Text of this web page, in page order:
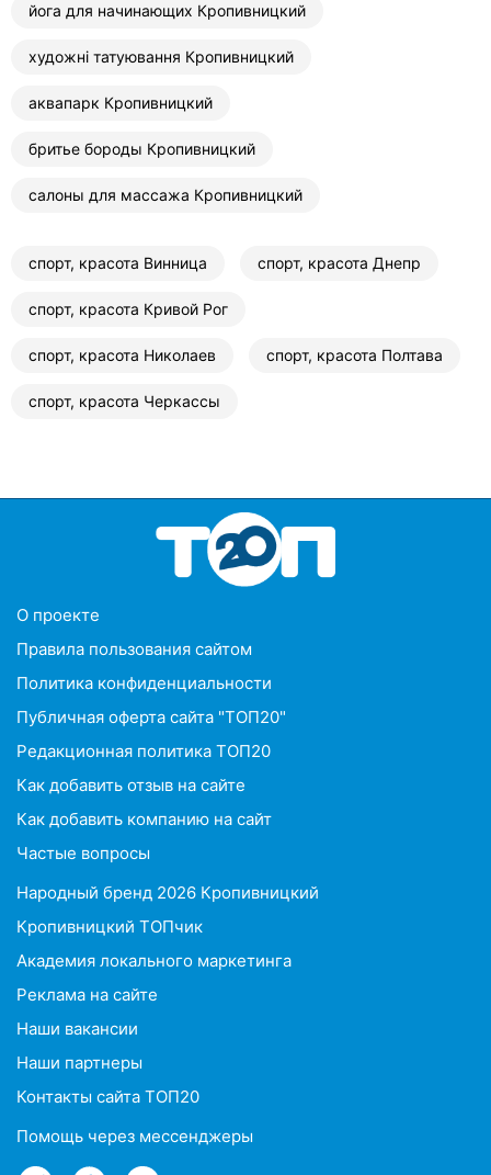
йога для начинающих Кропивницкий
художні татуювання Кропивницкий
аквапарк Кропивницкий
бритье бороды Кропивницкий
салоны для массажа Кропивницкий
спорт, красота Винница спорт, красота Днепр
спорт, красота Кривой Рог
спорт, красота Николаев спорт, красота Полтава
спорт, красота Черкассы
O проекте
Правила пользования сайтом
Политика конфиденциальности
Публичная оферта сайта "ТОП20"
Редакционная политика ТОП20
Как добавить отзыв на сайте
Как добавить компанию на сайт
Частые вопросы
Народный бренд 2026 Кропивницкий
Кропивницкий ТОПчик
Академия локального маркетинга
Реклама на сайте
Наши вакансии
Наши партнеры
Контакты сайта ТОП20
Помощь через мессенджеры